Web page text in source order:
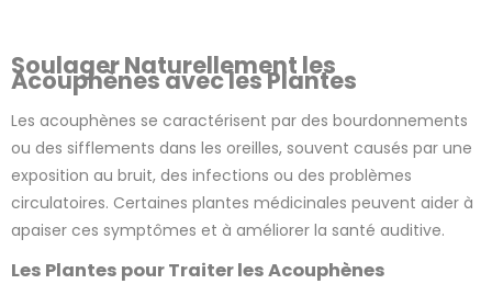
Soulager Naturellement les
Acouphènes avec les Plantes
Les acouphènes se caractérisent par des bourdonnements
ou des sifflements dans les oreilles, souvent causés par une
exposition au bruit, des infections ou des problèmes
circulatoires. Certaines plantes médicinales peuvent aider à
apaiser ces symptômes et à améliorer la santé auditive.
Les Plantes pour Traiter les Acouphènes